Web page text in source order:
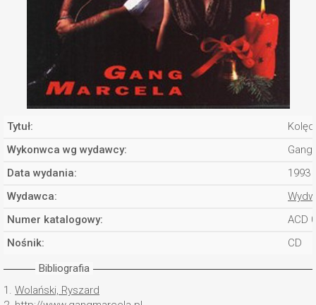
Tytuł:
Wykonwca wg wydawcy:
Data wydania:
1993
Wydawca:
Numer katalogowy:
ACD
Nośnik:
CD
Bibliografia
1. Wolański, Ryszard